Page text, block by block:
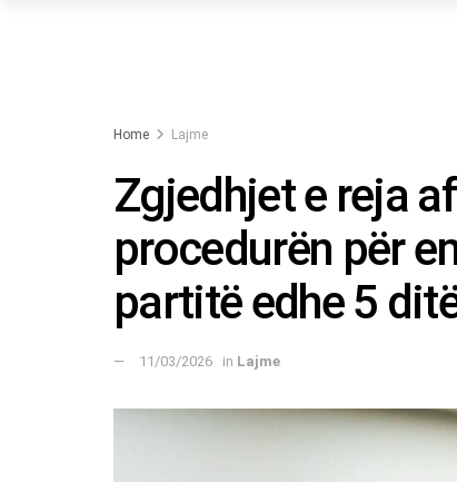
Home Lajme
Zgjedhjet e reja
procedurën për
partitë edhe 5
11/03/2026 in Lajme